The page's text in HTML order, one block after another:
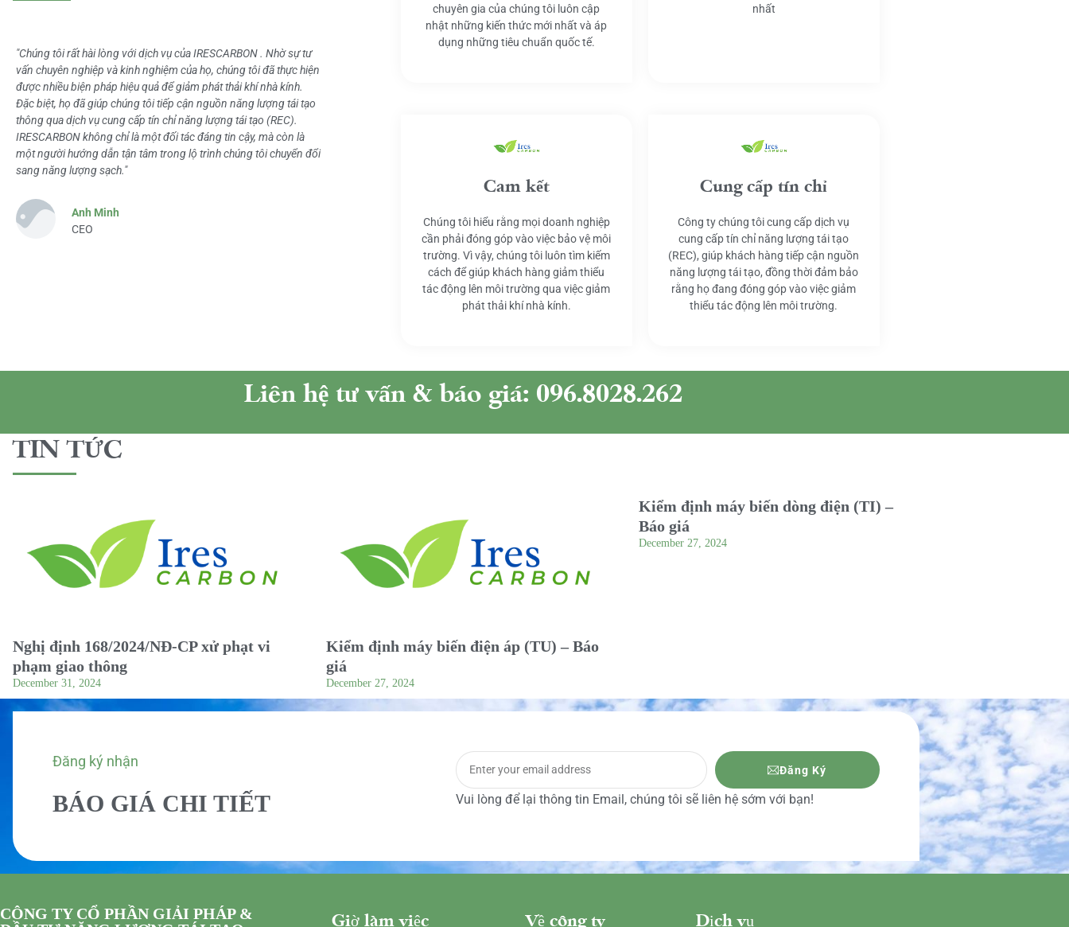
"Chúng tôi rất hài lòng với dịch vụ của IRESCARBON . Nhờ sự tư
vấn chuyên nghiệp và kinh nghiệm của họ, chúng tôi đã thực hiện
được nhiều biện pháp hiệu quả để giảm phát thải khí nhà kính.
Đặc biệt, họ đã giúp chúng tôi tiếp cận nguồn năng lượng tái tạo
thông qua dịch vụ cung cấp tín chỉ năng lượng tái tạo (REC).
IRESCARBON không chỉ là một đối tác đáng tin cậy, mà còn là
một người hướng dẫn tận tâm trong lộ trình chúng tôi chuyển đổi
sang năng lượng sạch."
Anh Minh
CEO
chuyên gia của chúng tôi luôn cập
nhật những kiến thức mới nhất và áp
dụng những tiêu chuẩn quốc tế.
nhất
Cam kết
Chúng tôi hiểu rằng mọi doanh nghiệp
cần phải đóng góp vào việc bảo vệ môi
trường. Vì vậy, chúng tôi luôn tìm kiếm
cách để giúp khách hàng giảm thiểu
tác động lên môi trường qua việc giảm
phát thải khí nhà kính.
Cung cấp tín chỉ
Công ty chúng tôi cung cấp dịch vụ
cung cấp tín chỉ năng lượng tái tạo
(REC), giúp khách hàng tiếp cận nguồn
năng lượng tái tạo, đồng thời đảm bảo
rằng họ đang đóng góp vào việc giảm
thiểu tác động lên môi trường.
Liên hệ tư vấn & báo giá: 096.8028.262
TIN TỨC
Nghị định 168/2024/NĐ-CP xử phạt vi
phạm giao thông
December 31, 2024
Kiểm định máy biến điện áp (TU) – Báo
giá
December 27, 2024
Kiểm định máy biến dòng điện (TI) –
Báo giá
December 27, 2024
Đăng ký nhận
BÁO GIÁ CHI TIẾT
Đăng Ký
Vui lòng để lại thông tin Email, chúng tôi sẽ liên hệ sớm với bạn!
CÔNG TY CỔ PHẦN GIẢI PHÁP &
Giờ làm việc Về công ty Dịch vụ